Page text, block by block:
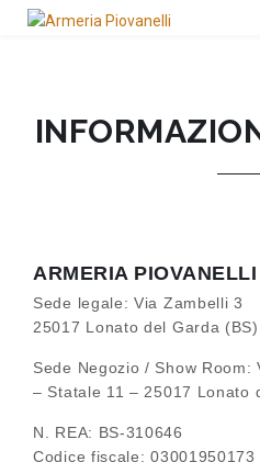
ARMERIA
Sede legale: Via Zambelli 3
25017 Lonato del Garda
Sede Negozio / Show Room:
– Statale 11 – 25017 Lonato
N. REA: BS-310646
Codice fiscale: 03001950173